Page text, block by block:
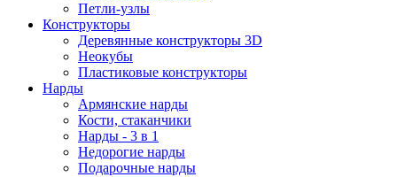
Петли-узлы
Конструкторы
Деревянные конструкторы 3D
Неокубы
Пластиковые конструкторы
Нарды
Армянские нарды
Кости, стаканчики
Нарды - 3 в 1
Недорогие нарды
Подарочные нарды